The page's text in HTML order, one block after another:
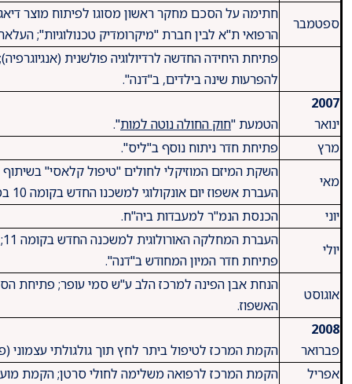
ספטמבר
חתימה על הסכם מחקר ראשון מסוגו לפיתוח מוצר
הרפואי ת"א לבין חברת "מיקרומדיק טכנולוגיות";
פתיחת היחידה החדשה לרדיולוגיה פולשנית
להפרעות שינה בילדים, ב"דנה".
2007
ינואר
הטמעת "חוק החולה נוטה למות".
מרץ
פתיחת חדר ניתוח נוסף ב"ליס".
מאי
השקת המיזם המוזיקלי לחולים "טיפול קלאסי"
העברת אשפוז יום אונקולוגי למשכנו החדש בקומה 10 במגדל האשפוז.
יוני
הכנסת הנמ"ר למעבדות ביה"ח.
יולי
פתיחת חדר המיון המחודש ב"דנה".
אוגוסט
האשפוז.
2008
פברואר
הקמת המרכז לטיפול ביתר לחץ תוך גולגולתי עצמוני
אפריל
הקמת המרכז לרפואה משלימה לחולי סרטן; הקמת